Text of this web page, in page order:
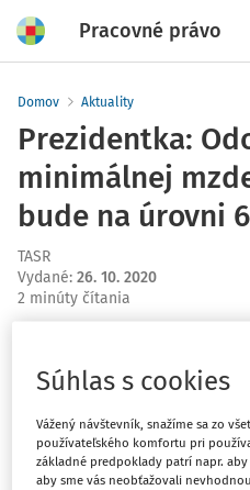
Pracovné právo
Domov Aktuality
Prezidentka:
minimálnej
bude na úrovni
TASR
Vydané: 26. 10. 2020
2 minúty čítania
Čaputová podpísala v
mzde. Informoval o tom v
Strižinec. Budúcoročná
úrovni 623 eur. Ešte
zástupcami Konfederácie
Súhlas s cookies
Vážený návštevník, snažíme sa zo
používateľského komfortu pri
základné predpoklady patrí napr.
aby sme vás neobťažovali